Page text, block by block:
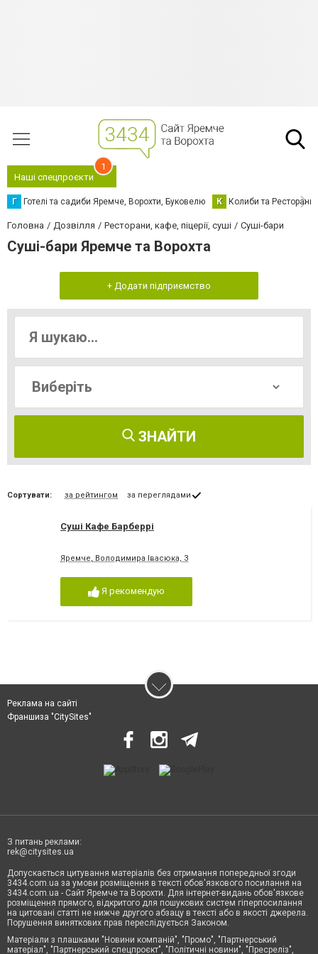
Наші спецпроєкти
1
Г Готелі та садиби Яремче, Ворохти, Буковелю К Колиби та Ресторани
Головна Дозвілля Ресторани, кафе, піцерії, суші Суші-бари
Суші-бари Яремче та Ворохта
+ Додати підприємство
ЗНАЙТИ
Сортувати: за рейтингом за переглядами
Суші Кафе Барберрі
Яремче, Володимира Івасюка, 3
Я рекомендую
Реклама на сайті
Франшиза "CitySites"
З питань реклами:
rek@citysites.ua
Допускається цитування матеріалів без отримання попередньої згоди
3434.com.ua за умови розміщення в тексті обов'язкового посилання на
3434.com.ua - Сайт Яремче та Ворохти. Для інтернет-видань обов'язкове
розміщення прямого, відкритого для пошукових систем гіперпосилання
на цитовані статті не нижче другого абзацу в тексті або в якості джерела.
Порушення виняткових прав переслідується Законом.
Матеріали з плашками "Новини компаній", "Промо", "Партнерський
матеріал", "Партнерський спецпроєкт", "Політичні новини", "Пресреліз",